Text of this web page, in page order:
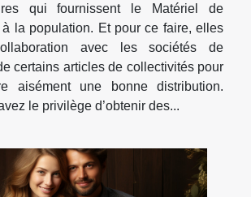
qui fournissent le Matériel de
la population. Et pour ce faire, elles
avec les sociétés de
certains articles de collectivités pour
aisément une bonne distribution.
le privilège d’obtenir des...